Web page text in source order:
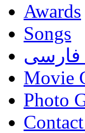
Awards
Songs
Movie
Photo